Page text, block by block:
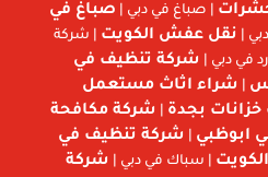
| صباغ في دبي | صباغ في
| نقل عفش الكويت | شركة
في دبي |
شركة تنظيف في
شراء اثاث مستعمل
بجدة
شركة مكافحة
ابوظبي
شركة تنظيف في
| سباك في دبي | شركة